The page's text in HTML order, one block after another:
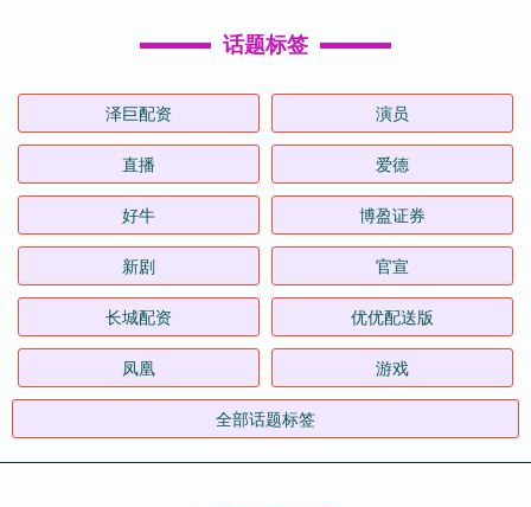
话题标签
泽巨配资 演员
直播 爱德
好牛 博盈证券
新剧 官宣
长城配资 优优配送版
凤凰 游戏
全部话题标签